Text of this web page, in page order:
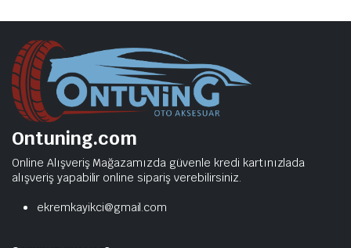
Ontuning.com
Online Alışveriş Mağazamızda güvenle kredi kartınızlada
alışveriş yapabilir online sipariş verebilirsiniz.
ekremkayikci@gmail.com